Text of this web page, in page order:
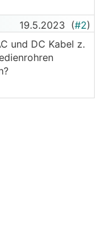
19.5.2023 (#2)
und DC Kabel z.